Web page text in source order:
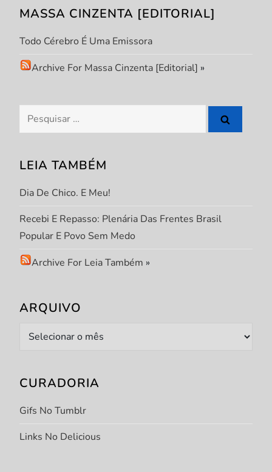
ã
o
d
e
P
o
s
t
MASSA CINZENTA [EDITORIAL]
Todo Cérebro É Uma Emissora
Archive For Massa Cinzenta [Editorial] »
Pesquisar
por:
LEIA TAMBÉM
Dia De Chico. E Meu!
Recebi E Repasso: Plenária Das Frentes Brasil
Popular E Povo Sem Medo
Archive For Leia Também »
ARQUIVO
Arquivo
CURADORIA
Gifs No Tumblr
Links No Delicious